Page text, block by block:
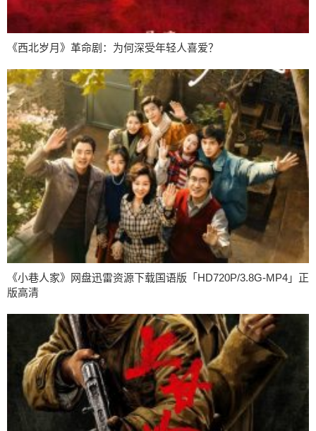
《西北岁月》革命剧：为何深受年轻人喜爱？
《小巷人家》网盘迅雷资源下载国语版「HD720P/3.8G-MP4」正
版高清